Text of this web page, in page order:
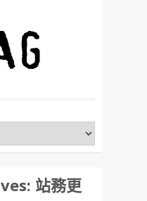
站務更